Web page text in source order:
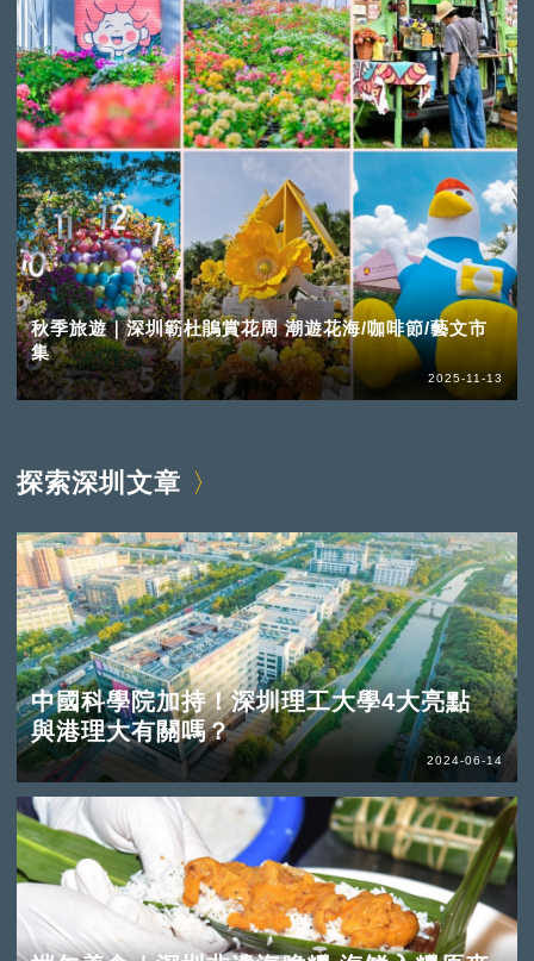
秋季旅遊｜深圳簕杜鵑賞花周 潮遊花海/咖啡節/藝文市
集
2025-11-13
探索深圳文章
中國科學院加持！深圳理工大學4大亮點
與港理大有關嗎？
2024-06-14